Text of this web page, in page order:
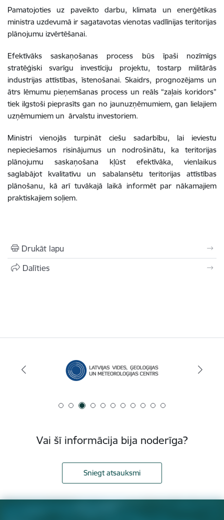
Pamatojoties uz paveikto darbu, klimata un enerģētikas
ministra uzdevumā ir sagatavotas vienotas vadlīnijas teritorijas
plānojumu izvērtēšanai.
Efektīvāks saskaņošanas process būs īpaši nozīmīgs
stratēģiski svarīgu investīciju projektu, tostarp militārās
industrijas attīstības, īstenošanai. Skaidrs, prognozējams un
ātrs lēmumu pieņemšanas process un reāls “zaļais koridors”
tiek ilgstoši pieprasīts gan no jaunuzņēmumiem, gan lielajiem
uzņēmumiem un ārvalstu investoriem.
Ministri vienojās turpināt ciešu sadarbību, lai ieviestu
nepieciešamos risinājumus un nodrošinātu, ka teritorijas
plānojumu saskaņošana kļūst efektīvāka, vienlaikus
saglabājot kvalitatīvu un sabalansētu teritorijas attīstības
plānošanu, kā arī tuvākajā laikā informēt par nākamajiem
praktiskajiem soļiem.
Drukāt lapu
Dalīties
Vai šī informācija bija noderīga?
Sniegt atsauksmi